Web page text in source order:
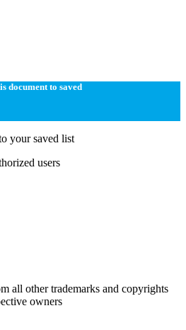
document to saved
your saved list
users
all other trademarks and copyrights
owners